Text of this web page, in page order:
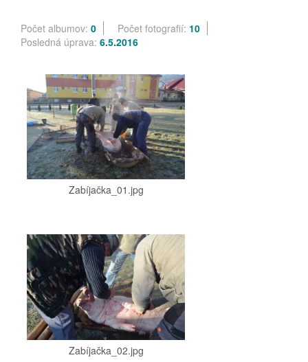
Počet albumov: 0 Počet fotografií: 10
Posledná úprava: 6.5.2016
Zabíjačka_01.jpg
Zabíjačka_02.jpg